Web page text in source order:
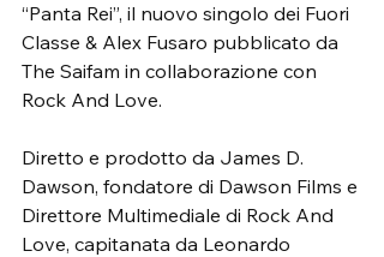
“Panta Rei”, il nuovo singolo dei Fuori
Classe & Alex Fusaro pubblicato da
The Saifam in collaborazione con
Rock And Love.
Diretto e prodotto da James D.
Dawson, fondatore di Dawson Films e
Direttore Multimediale di Rock And
Love, capitanata da Leonardo